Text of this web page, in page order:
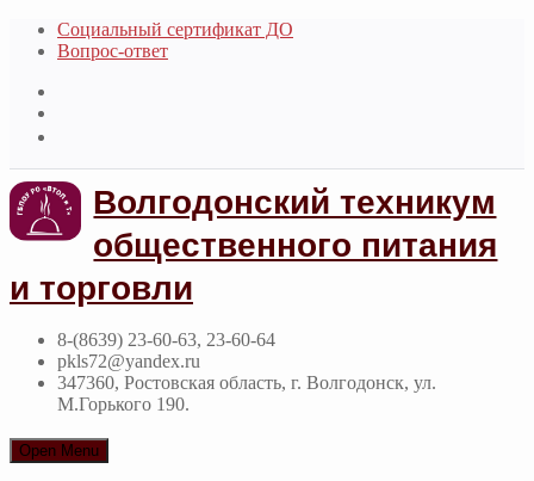
Социальный сертификат ДО
Вопрос-ответ
Волгодонский техникум
общественного питания
и торговли
8-(8639) 23-60-63, 23-60-64
pkls72@yandex.ru
347360, Ростовская область, г. Волгодонск, ул.
М.Горького 190.
Open Menu